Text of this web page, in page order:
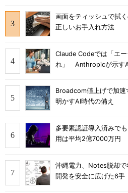
画面をティッシュで拭
正しいお手入れ方法
Claude Codeでは「エ
れ」 Anthropicが示す
Broadcom値上げで加
明かすAI時代の備え
多要素認証導入済みで
用は平均2億7000万円
沖縄電力、Notes脱却
開発を安全に広げた6手